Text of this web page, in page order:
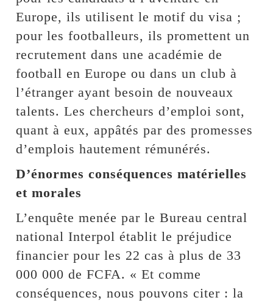
Europe, ils utilisent le motif du visa ;
pour les footballeurs, ils promettent un
recrutement dans une académie de
football en Europe ou dans un club à
l’étranger ayant besoin de nouveaux
talents. Les chercheurs d’emploi sont,
quant à eux, appâtés par des promesses
d’emplois hautement rémunérés.
D’énormes conséquences matérielles
et morales
L’enquête menée par le Bureau central
national Interpol établit le préjudice
financier pour les 22 cas à plus de 33
000 000 de FCFA. « Et comme
conséquences, nous pouvons citer : la